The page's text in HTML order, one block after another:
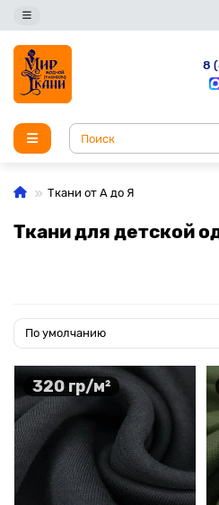
8
Ткани от А до Я
Ткани для детской
320 гр/м²